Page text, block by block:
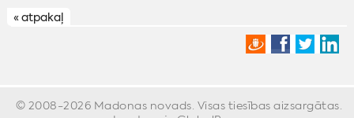
« atpakaļ
© 2008-2026 Madonas novads. Visas tiesības aizsargātas.